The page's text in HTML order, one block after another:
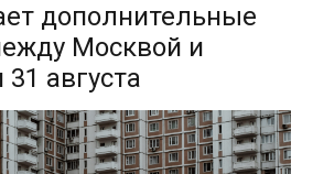
дополнительные
Москвой и
августа